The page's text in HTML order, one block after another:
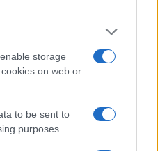
storage
on web or
to be sent to
purposes.